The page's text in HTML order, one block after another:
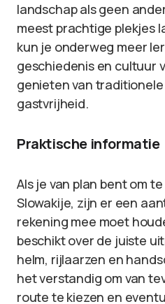
landschap als geen
meest prachtige plekjes
kun je onderweg meer
geschiedenis en cultuur
genieten van
gastvrijheid.
Praktische informatie
Als je van plan bent om
Slowakije, zijn er een
rekening mee moet
beschikt over de juiste
helm, rijlaarzen en
het verstandig om van
route te kiezen en